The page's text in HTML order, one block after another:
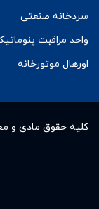
سردخانه صنعتی
واحد مراقبت
اورهال موتورخانه
کلیه حقوق مادى و